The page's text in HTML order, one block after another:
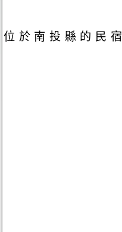
位於南投縣的民宿